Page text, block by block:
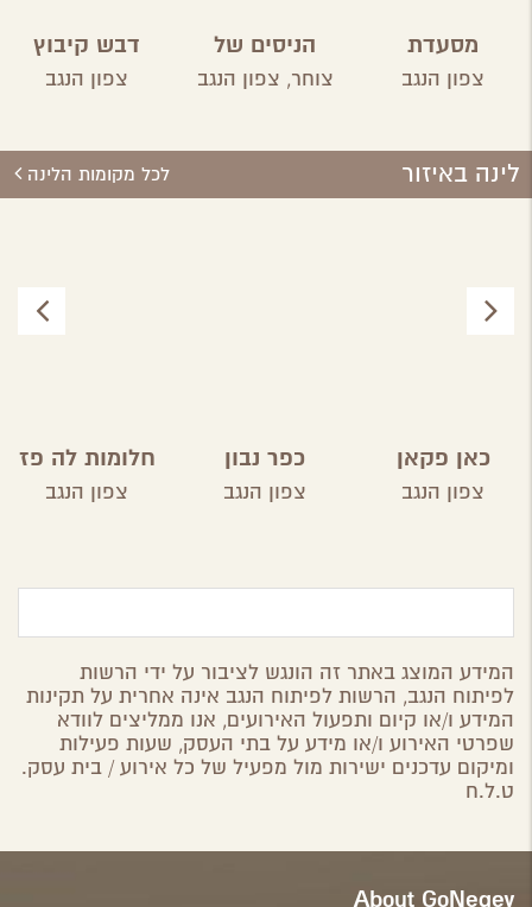
מסעדת
פטגוניה
צפון הנגב
הניסים של
השף צוחר, צפון הנגב
דבש קיבוץ
ארז
צפון הנגב
לינה באיזור לכל מקומות הלינה
כאן פקאן
צפון הנגב
כפר נבון
צפון הנגב
חלומות לה פז
צפון הנגב
המידע המוצג באתר זה הונגש לציבור על ידי הרשות
לפיתוח הנגב, הרשות לפיתוח הנגב אינה אחרית על תקינות
המידע ו/או קיום ותפעול האירועים, אנו ממליצים לוודא
שפרטי האירוע ו/או מידע על בתי העסק, שעות פעילות
ומיקום עדכנים ישירות מול מפעיל של כל אירוע / בית עסק.
ט.ל.ח
About GoNegev